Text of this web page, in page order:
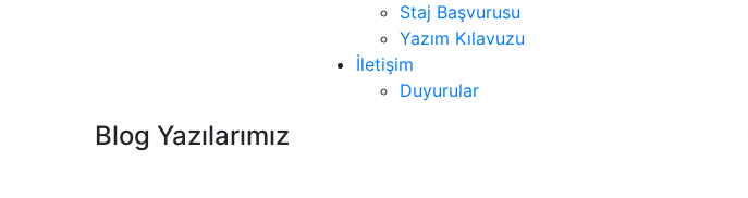
Staj Başvurusu
Yazım Kılavuzu
İletişim
Duyurular
Blog Yazılarımız